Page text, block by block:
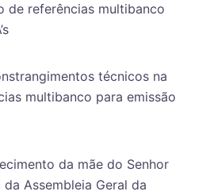
de referências multibanco
técnicos na
multibanco para emissão
da mãe do Senhor
Assembleia Geral da